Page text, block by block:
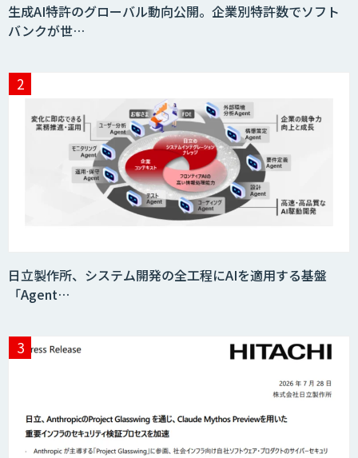
生成AI特許のグローバル動向公開。企業別特許数でソフト
バンクが世…
日立製作所、システム開発の全工程にAIを適用する基盤
「Agent…